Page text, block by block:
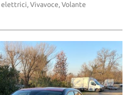
Vivavoce, Volante